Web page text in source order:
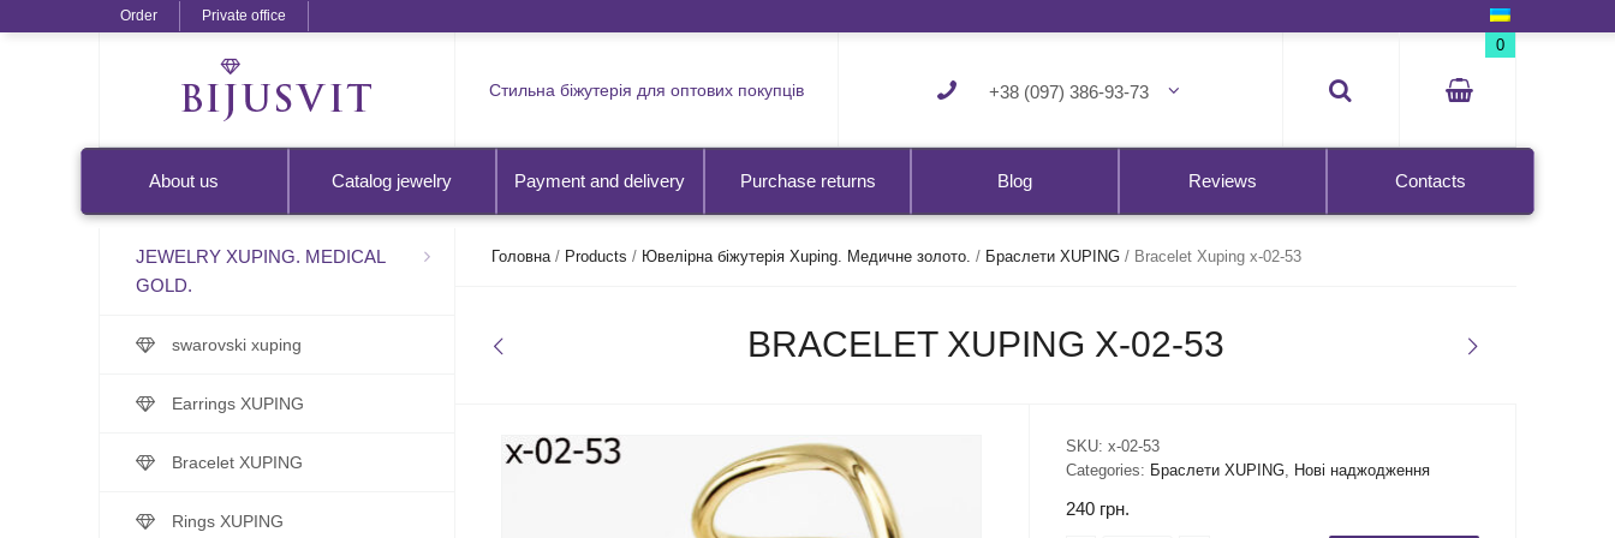
Order Private office
Стильна біжутерія для оптових покупців +38 (097) 386-93-73
0
About us Catalog jewelry Payment and delivery Purchase returns Blog Reviews Contacts
JEWELRY XUPING. MEDICAL
GOLD.
swarovski xuping
Earrings XUPING
Bracelet XUPING
Rings XUPING
Головна/ Products / Ювелірна біжутерія Xuping. Медичне золото. / Браслети XUPING/ Bracelet Xuping x-02-53
BRACELET XUPING X-02-53
SKU: x-02-53
Categories: Браслети XUPING, Нові наджодження
240 грн.